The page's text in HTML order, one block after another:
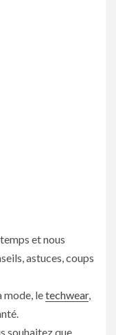
et nous
astuces, coups
mode, letechwear,
souhaitez que